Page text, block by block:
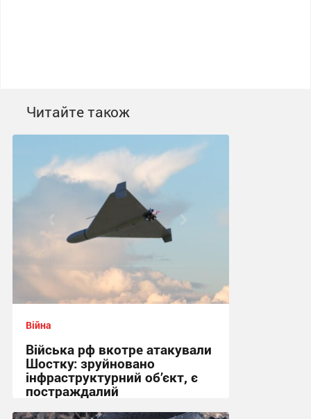
Читайте також
Війна
Війська рф вкотре атакували
Шостку: зруйновано
інфраструктурний об’єкт, є
постраждалий